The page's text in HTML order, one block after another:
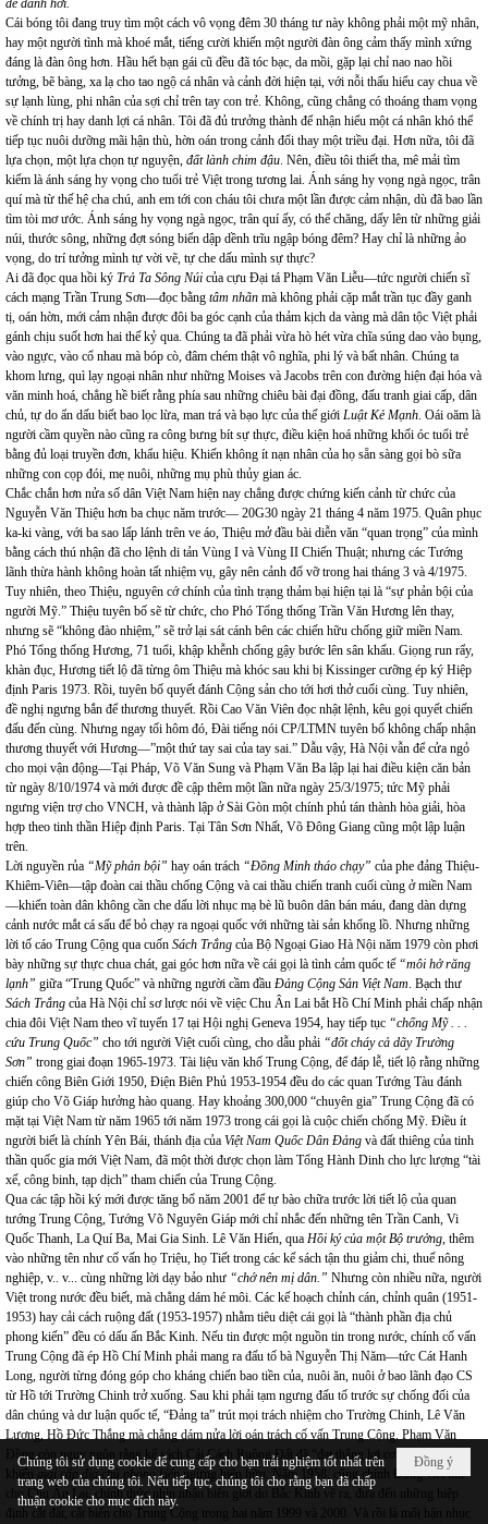
để dành hơi.
Cái bóng tôi đang truy tìm một cách vô vọng đêm 30 tháng tư này không phải một mỹ nhân,
hay một người tình mà khoé mắt, tiếng cười khiến một người đàn ông cảm thấy mình xứng
đáng là đàn ông hơn. Hầu hết bạn gái cũ đều đã tóc bạc, da mồi, gặp lại chỉ nao nao hồi
tưởng, bẽ bàng, xa lạ cho tao ngộ cá nhân và cảnh đời hiện tại, với nỗi thấu hiểu cay chua về
sự lạnh lùng, phi nhân của sợi chỉ trên tay con trẻ. Không, cũng chẳng có thoáng tham vọng
về chính trị hay danh lợi cá nhân. Tôi đã đủ trưởng thành để nhận hiểu một cá nhân khó thể
tiếp tục nuôi dưỡng mãi hận thù, hờn oán trong cảnh đổi thay một triều đại. Hơn nữa, tôi đã
lựa chọn, một lựa chọn tự nguyện, đất lành chim đậu. Nên, điều tôi thiết tha, mê mải tìm
kiếm là ánh sáng hy vọng cho tuổi trẻ Việt trong tương lai. Ánh sáng hy vọng ngà ngọc, trân
quí mà từ thế hệ cha chú, anh em tới con cháu tôi chưa một lần được cảm nhận, dù đã bao lần
tìm tòi mơ ước. Ánh sáng hy vọng ngà ngọc, trân quí ấy, có thể chăng, dấy lên từ những giải
núi, thước sông, những đợt sóng biển dập dềnh trĩu ngập bóng đêm? Hay chỉ là những ảo
vọng, do trí tưởng mình tự vời vẽ, tự che dấu mình sự thực?
Ai đã đọc qua hồi ký Trả Ta Sông Núi của cựu Đại tá Phạm Văn Liễu—tức người chiến sĩ
cách mạng Trần Trung Sơn—đọc bằng tâm nhãn mà không phải cặp mắt trần tục đầy ganh
tị, oán hờn, mới cảm nhận được đôi ba góc cạnh của thảm kịch da vàng mà dân tộc Việt phải
gánh chịu suốt hơn hai thế kỷ qua. Chúng ta đã phải vừa hò hét vừa chĩa súng dao vào bụng,
vào ngực, vào cổ nhau mà bóp cò, đâm chém thật vô nghĩa, phi lý và bất nhân. Chúng ta
khom lưng, quì lạy ngoại nhân như những Moises và Jacobs trên con đường hiện đại hóa và
văn minh hoá, chẳng hề biết rằng phía sau những chiêu bài đại đồng, đấu tranh giai cấp, dân
chủ, tự do ẩn dấu biết bao lọc lừa, man trá và bạo lực của thế giới Luật Kẻ Mạnh. Oái oăm là
người cầm quyền nào cũng ra công bưng bít sự thực, điều kiện hoá những khối óc tuổi trẻ
bằng đủ loại truyền đơn, khẩu hiệu. Khiến không ít nạn nhân của họ sẵn sàng gọi bò sữa
những con cọp đói, mẹ nuôi, những mụ phù thủy gian ác.
Chắc chắn hơn nửa số dân Việt Nam hiện nay chẳng được chứng kiến cảnh từ chức của
Nguyễn Văn Thiệu hơn ba chục năm trước— 20G30 ngày 21 tháng 4 năm 1975. Quân phục
ka-ki vàng, với ba sao lấp lánh trên ve áo, Thiệu mở đầu bài diễn văn “quan trọng” của mình
bằng cách thú nhận đã cho lệnh di tản Vùng I và Vùng II Chiến Thuật; nhưng các Tướng
lãnh thừa hành không hoàn tất nhiệm vụ, gây nên cảnh đổ vỡ trong hai tháng 3 và 4/1975.
Tuy nhiên, theo Thiệu, nguyên cớ chính của tình trạng thảm bại hiện tại là “sự phản bội của
người Mỹ.” Thiệu tuyên bố sẽ từ chức, cho Phó Tổng thống Trần Văn Hương lên thay,
nhưng sẽ “không đào nhiệm,” sẽ trở lại sát cánh bên các chiến hữu chống giữ miền Nam.
Phó Tổng thống Hương, 71 tuổi, khập khễnh chống gậy bước lên sân khấu. Giọng run rẩy,
khàn đục, Hương tiết lộ đã từng ôm Thiệu mà khóc sau khi bị Kissinger cưỡng ép ký Hiệp
định Paris 1973. Rồi, tuyên bố quyết đánh Cộng sản cho tới hơi thở cuối cùng. Tuy nhiên,
đề nghị ngưng bắn để thương thuyết. Rồi Cao Văn Viên đọc nhật lệnh, kêu gọi quyết chiến
đấu đến cùng. Nhưng ngay tối hôm đó, Đài tiếng nói CP/LTMN tuyên bố không chấp nhận
thương thuyết với Hương—”một thứ tay sai của tay sai.” Dẫu vậy, Hà Nội vẫn để cửa ngỏ
cho mọi vận động—Tại Pháp, Võ Văn Sung và Phạm Văn Ba lập lại hai điều kiện căn bản
từ ngày 8/10/1974 và mới được đề cập thêm một lần nữa ngày 25/3/1975; tức Mỹ phải
ngưng viện trợ cho VNCH, và thành lập ở Sài Gòn một chính phủ tán thành hòa giải, hòa
hợp theo tinh thần Hiệp định Paris. Tại Tân Sơn Nhất, Võ Đông Giang cũng một lập luận
trên.
Lời nguyền rủa “Mỹ phản bội” hay oán trách “Đồng Minh tháo chạy” của phe đảng Thiệu-
Khiêm-Viên—tập đoàn cai thầu chống Cộng và cai thầu chiến tranh cuối cùng ở miền Nam
—khiến toàn dân không cần che dấu lời nhục mạ bè lũ buôn dân bán máu, đang dàn dựng
cảnh nước mắt cá sấu để bỏ chạy ra ngoại quốc với những tài sản khổng lồ. Nhưng những
lời tố cáo Trung Cộng qua cuốn Sách Trắng của Bộ Ngoại Giao Hà Nội năm 1979 còn phơi
bày những sự thực chua chát, gai góc hơn nữa về cái gọi là tình cảm quốc tế “môi hở răng
lạnh” giữa “Trung Quốc” và những người cầm đầu Đảng Cộng Sản Việt Nam. Bạch thư
Sách Trắng của Hà Nội chỉ sơ lược nói về việc Chu Ân Lai bắt Hồ Chí Minh phải chấp nhận
chia đôi Việt Nam theo vĩ tuyến 17 tại Hội nghị Geneva 1954, hay tiếp tục “chống Mỹ . . .
cứu Trung Quốc” cho tới người Việt cuối cùng, cho dẫu phải “đốt cháy cả dãy Trường
Sơn” trong giai đoạn 1965-1973. Tài liệu văn khố Trung Cộng, để đáp lễ, tiết lộ rằng những
chiến công Biên Giới 1950, Điện Biên Phủ 1953-1954 đều do các quan Tướng Tàu đánh
giúp cho Võ Giáp hưởng hào quang. Hay khoảng 300,000 “chuyên gia” Trung Cộng đã có
mặt tại Việt Nam từ năm 1965 tới năm 1973 trong cái gọi là cuộc chiến chống Mỹ. Điều ít
người biết là chính Yên Bái, thánh địa của Việt Nam Quốc Dân Đảng và đất thiêng của tinh
thần quốc gia mới Việt Nam, đã một thời được chọn làm Tổng Hành Dinh cho lực lượng “tài
xế, công binh, tạp dịch” tham chiến của Trung Cộng.
Qua các tập hồi ký mới được tăng bổ năm 2001 để tự bào chữa trước lời tiết lộ của quan
tướng Trung Cộng, Tướng Võ Nguyên Giáp mới chỉ nhắc đến những tên Trần Canh, Vi
Quốc Thanh, La Quí Ba, Mai Gia Sinh. Lê Văn Hiến, qua Hồi ký của một Bộ trưởng, thêm
vào những tên như cố vấn họ Triệu, họ Tiết trong các kế sách tận thu giảm chi, thuế nông
nghiệp, v.. v... cùng những lời dạy bảo như “chớ nên mị dân.” Nhưng còn nhiều nữa, người
Việt trong nước đều biết, mà chẳng dám hé môi. Các kế hoạch chỉnh cán, chỉnh quân (1951-
1953) hay cải cách ruộng đất (1953-1957) nhằm tiêu diệt cái gọi là “thành phần địa chủ
phong kiến” đều có dấu ấn Bắc Kinh. Nếu tin được một nguồn tin trong nước, chính cố vấn
Trung Cộng đã ép Hồ Chí Minh phải mang ra đấu tố bà Nguyễn Thị Năm—tức Cát Hanh
Long, người từng đóng góp cho kháng chiến bao tiền của, nuôi ăn, nuôi ở bao lãnh đạo CS
từ Hồ tới Trường Chinh trở xuống. Sau khi phải tạm ngưng đấu tố trước sự chống đối của
dân chúng và dư luận quốc tế, “Đảng ta” trút mọi trách nhiệm cho Trường Chinh, Lê Văn
Lương, Hồ Đức Thắng mà chẳng dám nửa lời oán trách cố vấn Trung Cộng. Phạm Văn
Đồng còn ngụy ngôn rằng kế sách Cải Cách Ruộng Đất đã “đạt thắng lợi cơ bản to lớn” là
khiến
giai cấp địa chủ phong kiếnngừng hiện hữu. Năm 1958, cũng chính Đồng viết thư
cho Chu Ân Lai, chính thức nhìn nhận biên giới do Bắc Kinh vẽ ra, đưa đến những hiệp
định cắt đất, cắt biển cho Trung Cộng trong hai năm 1999 và 2000. Và rồi là mối hận nhục
Đồng ý
Chúng tôi sử dụng cookie để cung cấp cho bạn trải nghiệm tốt nhất trên
trang web của chúng tôi. Nếu tiếp tục, chúng tôi cho rằng bạn đã chấp
thuận cookie cho mục đích này.